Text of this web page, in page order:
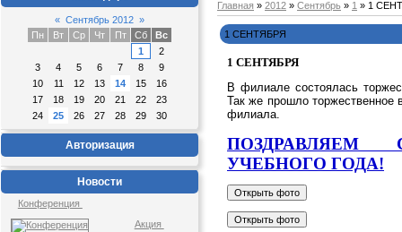
« Сентябрь 2012 »
Пн
Вт Ср Чт Пт Сб
Вс
1
2
3
4 5 6 7 8
9
10
11 12 13 14 15
16
17
18 19 20 21 22
23
24
25 26 27 28 29 30
Авторизация
Новости
Конференция
Акция
Главная » 2012 » Сентябрь » 1 » 1
1 СЕНТЯБРЯ
1 СЕНТЯБРЯ
В филиале состоялась
Так же прошло торжественное
филиала.
УЧЕБНОГО ГОДА!